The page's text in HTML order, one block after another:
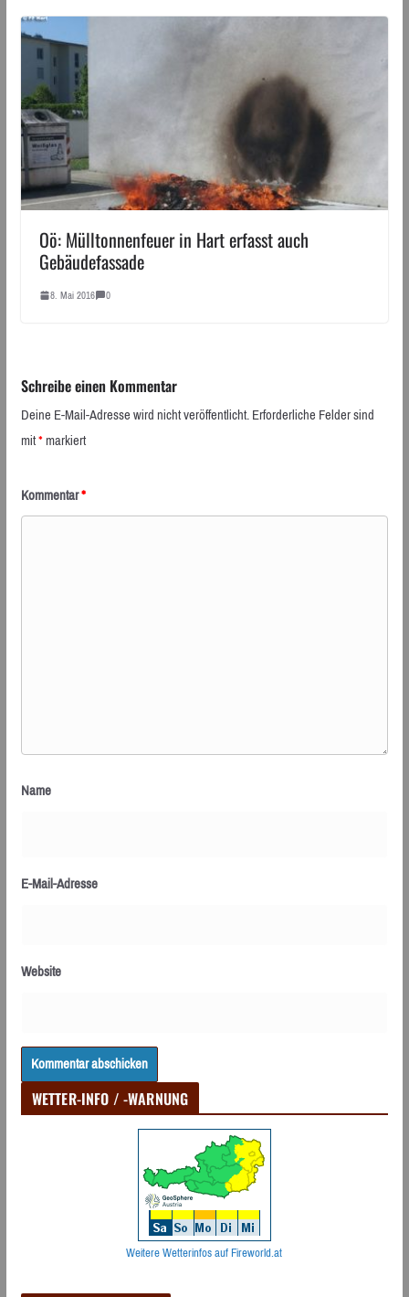
Oö: Mülltonnenfeuer in Hart erfasst auch
Gebäudefassade
8. Mai 2016 0
Schreibe einen Kommentar
Deine E-Mail-Adresse wird nicht veröffentlicht.Erforderliche Felder sind
mit*markiert
Kommentar*
Name
E-Mail-Adresse
Website
WETTER-INFO / -WARNUNG
Weitere Wetterinfos auf Fireworld.at